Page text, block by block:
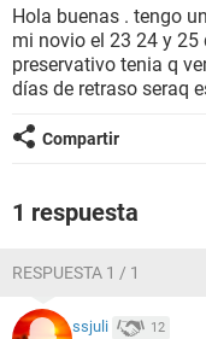
BIENESTAR
SEXUALIDAD
GLOSARIO
Hola buenas . tengo
mi novio el 23 24 y
preservativo tenia q
días de retraso seraq
Compartir
1 respuesta
RESPUESTA 1 / 1
ssjuli 12